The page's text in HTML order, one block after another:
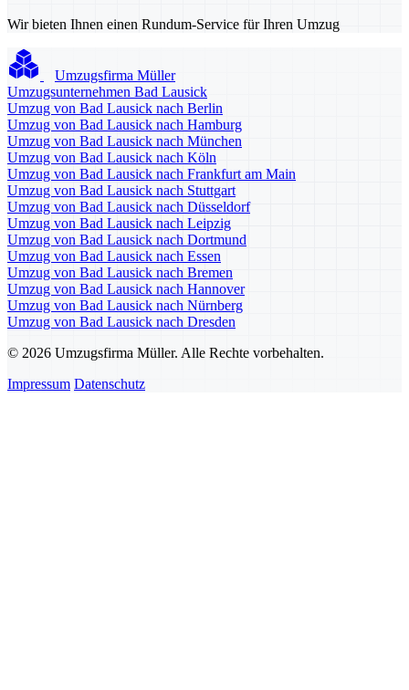
Wir bieten Ihnen einen Rundum-Service für Ihren Umzug
Umzugsfirma Müller
Umzugsunternehmen Bad Lausick
Umzug von Bad Lausick nach Berlin
Umzug von Bad Lausick nach Hamburg
Umzug von Bad Lausick nach München
Umzug von Bad Lausick nach Köln
Umzug von Bad Lausick nach Frankfurt am Main
Umzug von Bad Lausick nach Stuttgart
Umzug von Bad Lausick nach Düsseldorf
Umzug von Bad Lausick nach Leipzig
Umzug von Bad Lausick nach Dortmund
Umzug von Bad Lausick nach Essen
Umzug von Bad Lausick nach Bremen
Umzug von Bad Lausick nach Hannover
Umzug von Bad Lausick nach Nürnberg
Umzug von Bad Lausick nach Dresden
© 2026 Umzugsfirma Müller. Alle Rechte vorbehalten.
Impressum Datenschutz